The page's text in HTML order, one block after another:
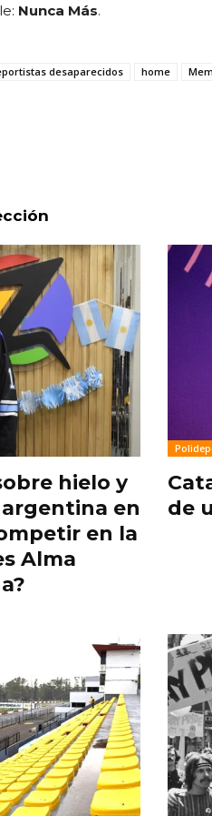
Nunca Más.
desaparecidos home
hielo y
en
en la
Alma
de